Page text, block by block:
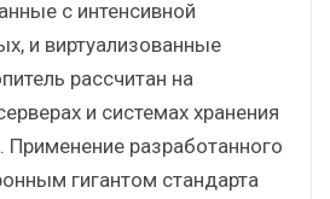
с интенсивной
и виртуализованные
рассчитан на
и системах хранения
Применение разработанного
гигантом стандарта